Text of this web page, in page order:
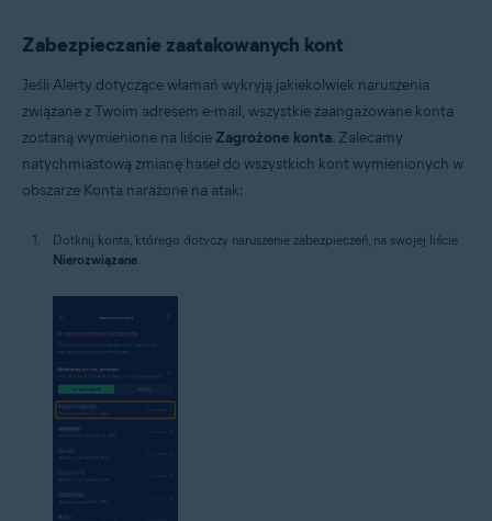
Zabezpieczanie zaatakowanych kont
Jeśli Alerty dotyczące włamań wykryją jakiekolwiek naruszenia
związane z Twoim adresem e-mail, wszystkie zaangażowane konta
zostaną wymienione na liście Zagrożone konta. Zalecamy
natychmiastową zmianę haseł do wszystkich kont wymienionych w
obszarze Konta narażone na atak:
Dotknij konta, którego dotyczy naruszenie zabezpieczeń, na swojej liście
Nierozwiązane